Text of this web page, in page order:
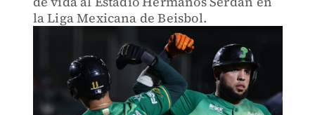
la Liga Mexicana de Beisbol.